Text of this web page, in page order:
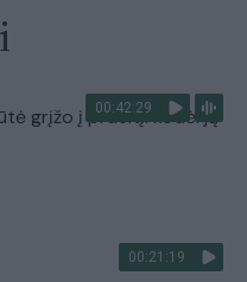
00:42:29
grįžo į praeitį: kodėl jų
00:21:19